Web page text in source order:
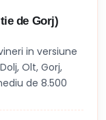
de Gorj)
in versiune
Olt, Gorj,
de 8.500